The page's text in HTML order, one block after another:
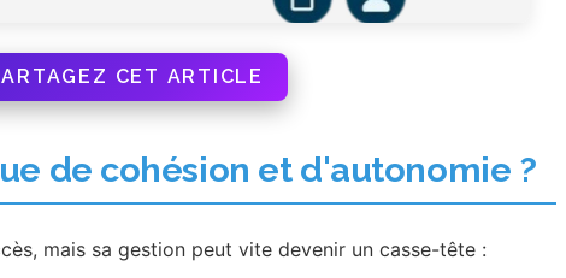
CET ARTICLE
de cohésion et d'autonomie ?
mais sa gestion peut vite devenir un casse-tête :